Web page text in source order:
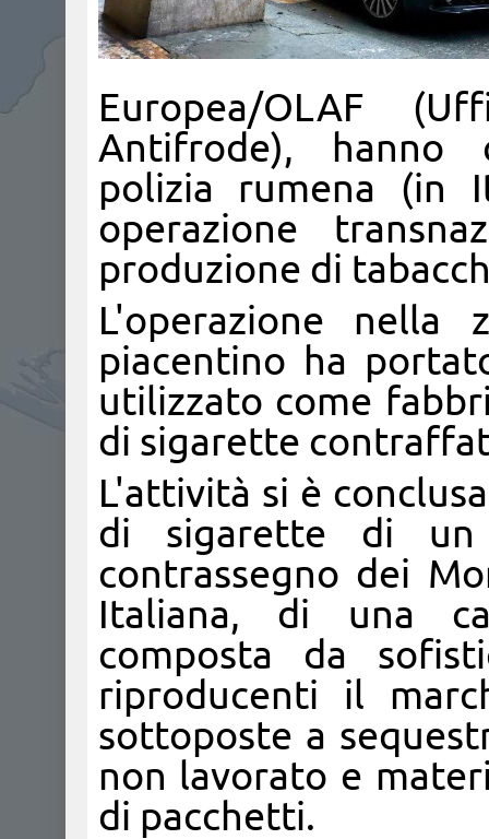
Europea/OLAF
Antifrode), hanno
polizia rumena (in
operazione
produzione di
L'operazione nella
piacentino ha
utilizzato come
di sigarette
L'attività si è
di sigarette di un
contrassegno dei
Italiana, di una
composta da
riproducenti il
sottoposte a
non lavorato e
di pacchetti.